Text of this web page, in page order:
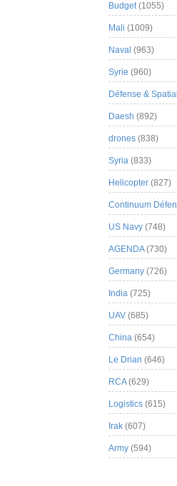
Budget(1055)
Mali (1009)
Naval (963)
Syrie (960)
Défense & Spatial
Daesh (892)
drones (838)
Syria (833)
Helicopter (827)
Continuum
US Navy (748)
AGENDA(730)
Germany (726)
India (725)
UAV (685)
China (654)
Le Drian (646)
RCA(629)
Logistics (615)
Irak (607)
Army (594)